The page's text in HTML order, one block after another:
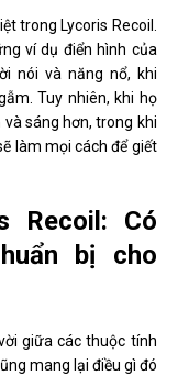
trong Lycoris Recoil.
ví dụ điển hình của
nói và năng nổ, khi
Tuy nhiên, khi họ
sáng hơn, trong khi
làm mọi cách để giết
Recoil: Có
bị cho
giữa các thuộc tính
mang lại điều gì đó